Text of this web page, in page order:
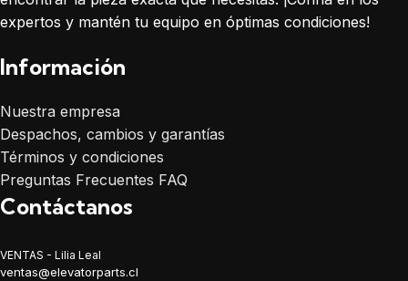
expertos y mantén tu equipo en óptimas condiciones!
Información
Nuestra empresa
Despachos, cambios y garantías
Términos y condiciones
Preguntas Frecuentes FAQ
Contáctanos
VENTAS - Lilia Leal
ventas@elevatorparts.cl